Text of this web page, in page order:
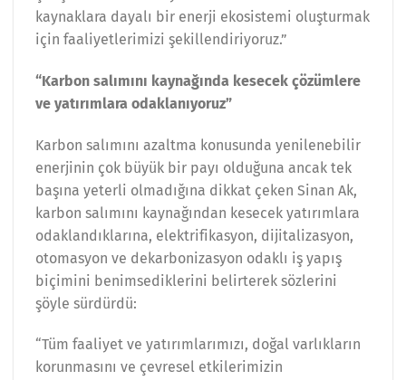
kaynaklara dayalı bir enerji ekosistemi oluşturmak
için faaliyetlerimizi şekillendiriyoruz.”
“Karbon salımını kaynağında kesecek çözümlere
ve yatırımlara odaklanıyoruz”
Karbon salımını azaltma konusunda yenilenebilir
enerjinin çok büyük bir payı olduğuna ancak tek
başına yeterli olmadığına dikkat çeken Sinan Ak,
karbon salımını kaynağından kesecek yatırımlara
odaklandıklarına, elektrifikasyon, dijitalizasyon,
otomasyon ve dekarbonizasyon odaklı iş yapış
biçimini benimsediklerini belirterek sözlerini
şöyle sürdürdü:
“Tüm faaliyet ve yatırımlarımızı, doğal varlıkların
korunmasını ve çevresel etkilerimizin